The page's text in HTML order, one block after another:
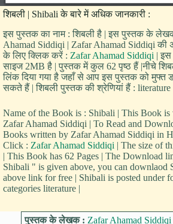
शिबली | Shibali के बारे में अधिक जानकारी :
इस पुस्तक का नाम : शिबली है | इस पुस्तक के
Ahamad Siddiqi | Zafar Ahamad Siddiqi
के लिए क्लिक करें : Zafar Ahamad Siddiqi |
साइज 2MB है | पुस्तक में कुल 62 पृष्ठ हैं |नीचे
लिंक दिया गया है जहाँ से आप इस पुस्तक को मुफ्त
सकते हैं | शिबली पुस्तक की श्रेणियां हैं : literature
Name of the Book is : Shibali | This Book
Zafar Ahamad Siddiqi | To Read and
Books written by Zafar Ahamad Siddiqi in
Click : Zafar Ahamad Siddiqi | The size of
| This Book has 62 Pages | The Download
Shibali " is given above, you can downlaod
above link for free | Shibali is posted under
categories literature |
पुस्तक के लेखक : Zafar Ahamad Siddiqi